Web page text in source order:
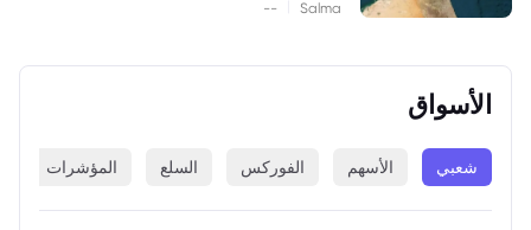
Salma
--
الأسواق
شعبي الأسهم الفوركس السلع المؤشرات